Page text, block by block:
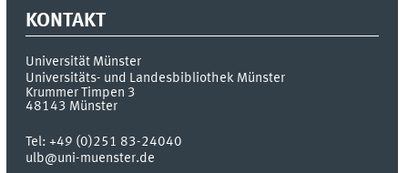
KONTAKT
Universität Münster
Universitäts- und Landesbibliothek Münster
Krummer Timpen 3
48143 Münster
Tel:+49 (0)251 83-24040
ulb@uni-muenster.de